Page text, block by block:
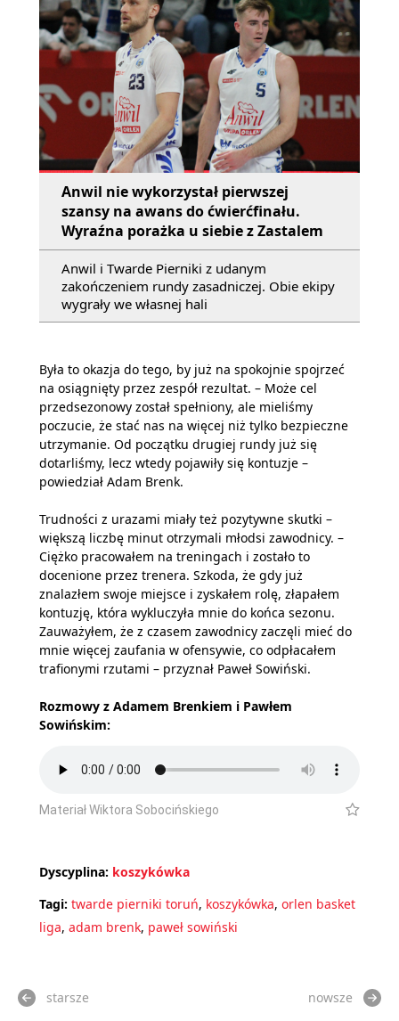
Anwil nie wykorzystał pierwszej
szansy na awans do ćwierćfinału.
Wyraźna porażka u siebie z Zastalem
Anwil i Twarde Pierniki z udanym
zakończeniem rundy zasadniczej. Obie ekipy
wygrały we własnej hali
Była to okazja do tego, by już na spokojnie spojrzeć
na osiągnięty przez zespół rezultat. – Może cel
przedsezonowy został spełniony, ale mieliśmy
poczucie, że stać nas na więcej niż tylko bezpieczne
utrzymanie. Od początku drugiej rundy już się
dotarliśmy, lecz wtedy pojawiły się kontuzje –
powiedział Adam Brenk.
Trudności z urazami miały też pozytywne skutki –
większą liczbę minut otrzymali młodsi zawodnicy. –
Ciężko pracowałem na treningach i zostało to
docenione przez trenera. Szkoda, że gdy już
znalazłem swoje miejsce i zyskałem rolę, złapałem
kontuzję, która wykluczyła mnie do końca sezonu.
Zauważyłem, że z czasem zawodnicy zaczęli mieć do
mnie więcej zaufania w ofensywie, co odpłacałem
trafionymi rzutami – przyznał Paweł Sowiński.
Rozmowy z Adamem Brenkiem i Pawłem
Sowińskim:
Materiał Wiktora Sobocińskiego
Dyscyplina: koszykówka
Tagi: twarde pierniki toruń, koszykówka, orlen basket
liga, adam brenk, paweł sowiński
starsze nowsze